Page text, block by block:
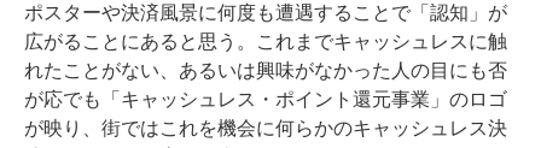
ポスターや決済風景に何度も遭遇することで「認知」が
広がることにあると思う。これまでキャッシュレスに触
れたことがない、あるいは興味がなかった人の目にも否
が応でも「キャッシュレス・ポイント還元事業」のロゴ
が映り、街ではこれを機会に何らかのキャッシュレス決